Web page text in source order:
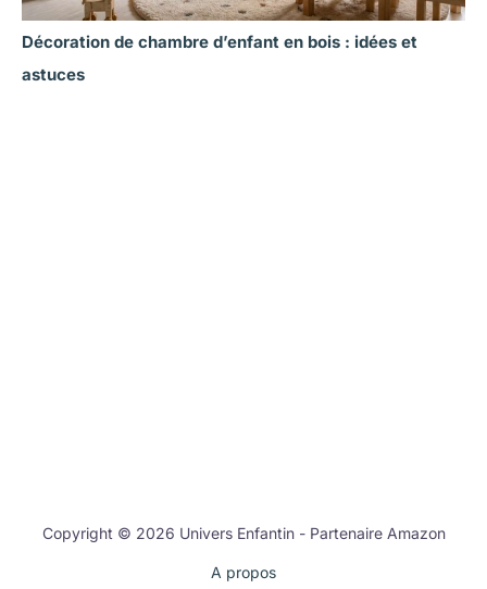
Décoration de chambre d’enfant en bois : idées et
astuces
Copyright © 2026 Univers Enfantin - Partenaire Amazon
A propos